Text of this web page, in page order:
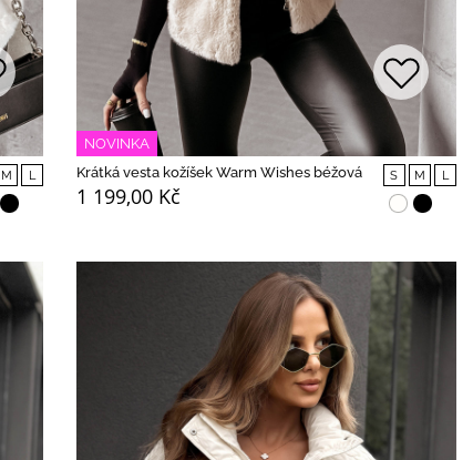
M L
NOVINKA
Krátká vesta kožíšek Warm Wishes béžová
1 199,00 Kč
S M L